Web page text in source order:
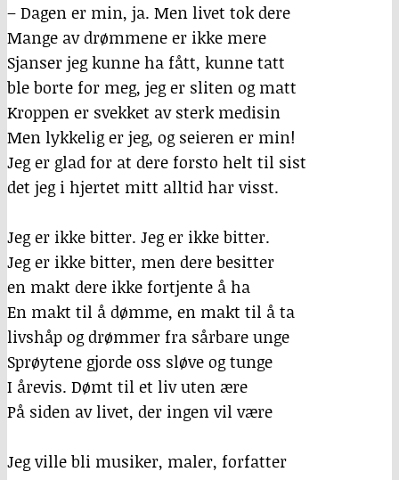
– Dagen er min, ja. Men livet tok dere
Mange av drømmene er ikke mere
Sjanser jeg kunne ha fått, kunne tatt
ble borte for meg, jeg er sliten og matt
Kroppen er svekket av sterk medisin
Men lykkelig er jeg, og seieren er min!
Jeg er glad for at dere forsto helt til sist
det jeg i hjertet mitt alltid har visst.
Jeg er ikke bitter. Jeg er ikke bitter.
Jeg er ikke bitter, men dere besitter
en makt dere ikke fortjente å ha
En makt til å dømme, en makt til å ta
livshåp og drømmer fra sårbare unge
Sprøytene gjorde oss sløve og tunge
I årevis. Dømt til et liv uten ære
På siden av livet, der ingen vil være
Jeg ville bli musiker, maler, forfatter